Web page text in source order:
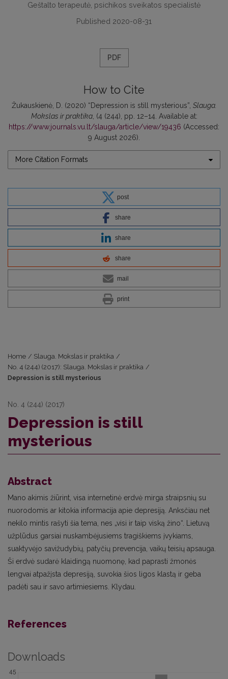
Geštalto terapeutė, psichikos sveikatos specialistė
Published 2020-08-31
PDF
How to Cite
Žukauskienė, D. (2020) “Depression is still mysterious”, Slauga.
Mokslas ir praktika, (4 (244), pp. 12–14. Available at:
https://www.journals.vu.lt/slauga/article/view/19436 (Accessed:
9 August 2026).
More Citation Formats
post
share
share
share
mail
print
Home / Slauga. Mokslas ir praktika /
No. 4 (244) (2017): Slauga. Mokslas ir praktika /
Depression is still mysterious
No. 4 (244) (2017)
Depression is still
mysterious
Abstract
Mano akimis žiūrint, visa internetinė erdvė mirga straipsnių su
nuorodomis ar kitokia informacija apie depresiją. Anksčiau net
nekilo mintis rašyti šia tema, nes „visi ir taip viską žino“. Lietuvą
užplūdus garsiai nuskambėjusiems tragiškiems įvykiams,
suaktyvėjo savižudybių, patyčių prevencija, vaikų teisių apsauga.
Ši erdvė sudarė klaidingą nuomonę, kad paprasti žmonės
lengvai atpažįsta depresiją, suvokia šios ligos klastą ir geba
padėti sau ir savo artimiesiems. Klydau.
References
Downloads